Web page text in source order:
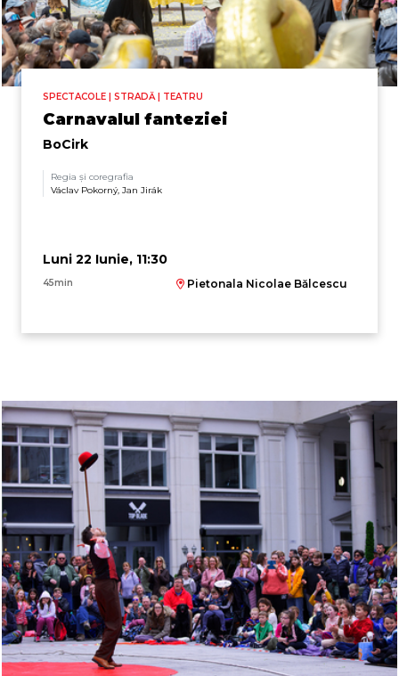
SPECTACOLE | STRADĂ | TEATRU
Carnavalul fanteziei
BoCirk
Regia și coregrafia
Václav Pokorný, Jan Jirák
Luni 22 Iunie, 11:30
45min Pietonala Nicolae Bălcescu